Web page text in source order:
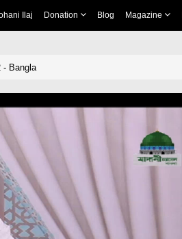
Ilaj Donation Blog Magazine
- Bangla